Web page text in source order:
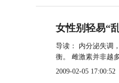
女性别轻易“
导读： 内分泌失调
衡。 雌激素并非越
2009-02-05 17:00:52